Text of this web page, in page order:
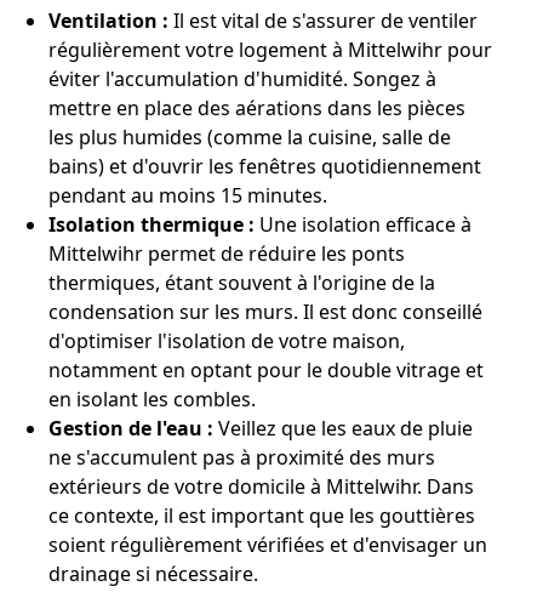
Ventilation : Il est vital de s'assurer de ventiler
régulièrement votre logement à Mittelwihr pour
éviter l'accumulation d'humidité. Songez à
mettre en place des aérations dans les pièces
les plus humides (comme la cuisine, salle de
bains) et d'ouvrir les fenêtres quotidiennement
pendant au moins 15 minutes.
Isolation thermique : Une isolation efficace à
Mittelwihr permet de réduire les ponts
thermiques, étant souvent à l'origine de la
condensation sur les murs. Il est donc conseillé
d'optimiser l'isolation de votre maison,
notamment en optant pour le double vitrage et
en isolant les combles.
Gestion de l'eau : Veillez que les eaux de pluie
ne s'accumulent pas à proximité des murs
extérieurs de votre domicile à Mittelwihr. Dans
ce contexte, il est important que les gouttières
soient régulièrement vérifiées et d'envisager un
drainage si nécessaire.